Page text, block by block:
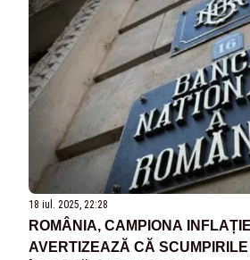
18 iul. 2025, 22:28
ROMÂNIA, CAMPIONA
AVERTIZEAZĂ CĂ